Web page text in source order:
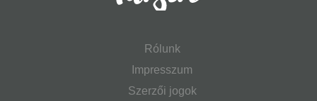
Rólunk
Impresszum
Szerzői jogok